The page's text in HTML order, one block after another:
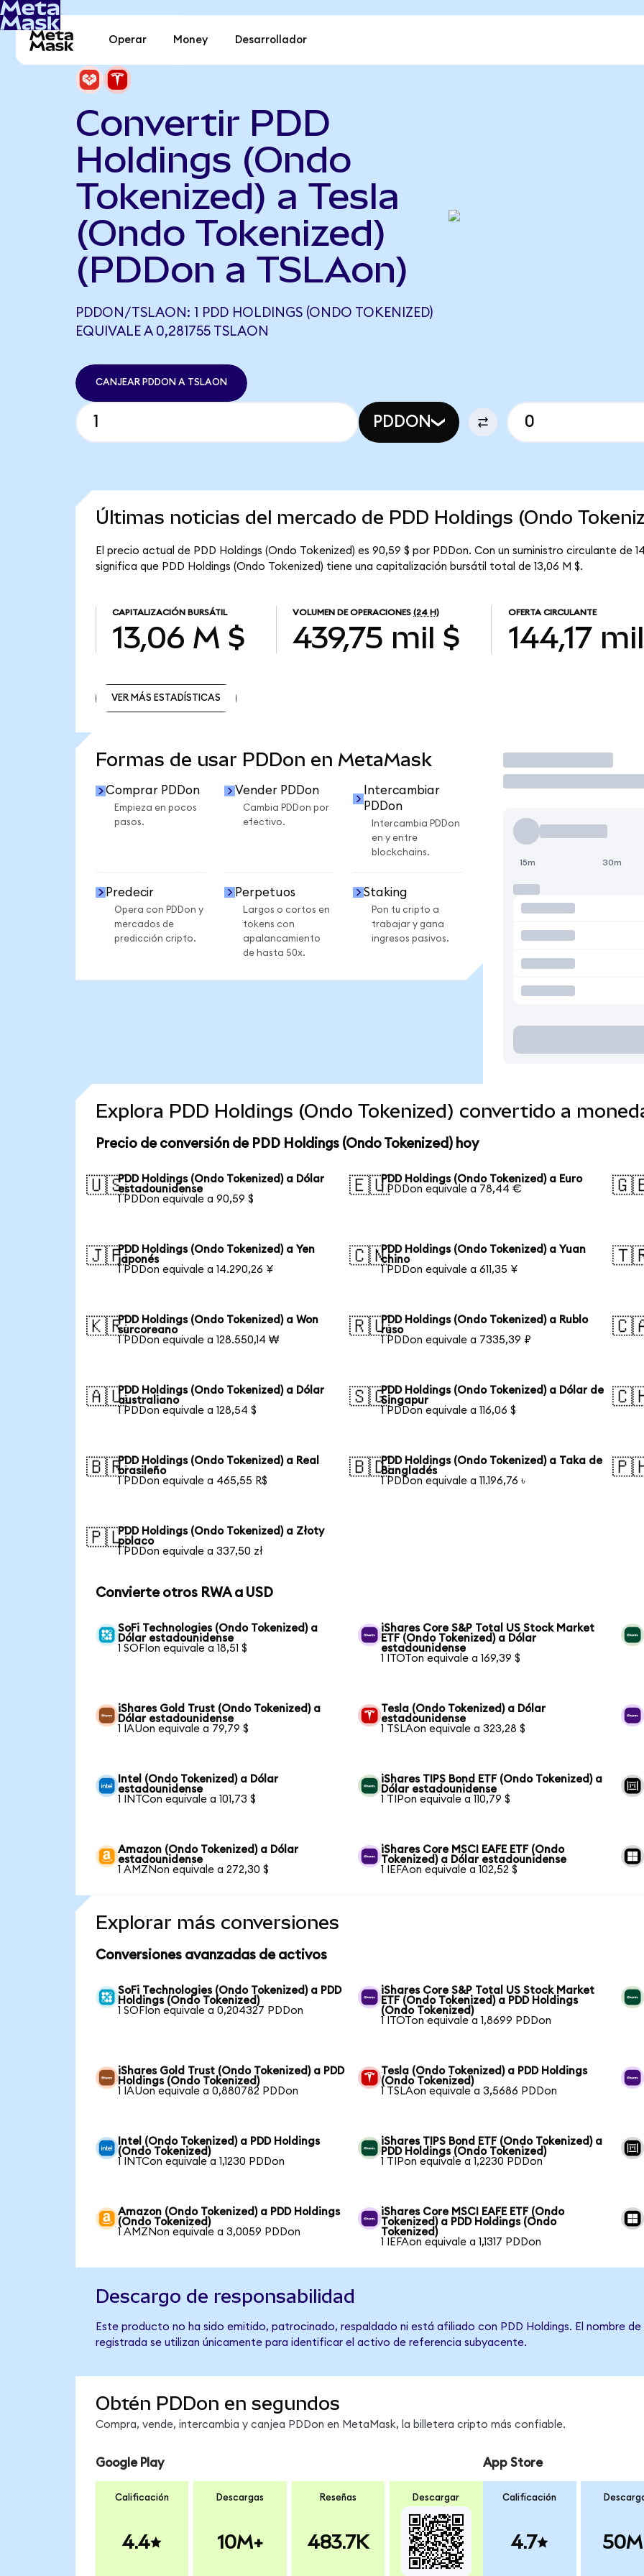
Operar Money Desarrollador
Convertir PDD
Holdings (Ondo
Tokenized) a Tesla
(Ondo Tokenized)
(PDDon a TSLAon)
PDDON/TSLAON: 1 PDD HOLDINGS (ONDO TOKENIZED)
EQUIVALE A 0,281755 TSLAON
CANJEAR PDDON A TSLAON
PDDON
Últimas noticias del mercado de PDD Holdings (Ondo
El precio actual de PDD Holdings (Ondo Tokenized) es 90,59 $ por PDDon. Con un suministro circulante de
significa que PDD Holdings (Ondo Tokenized) tiene una capitalización bursátil total de 13,06 M $.
CAPITALIZACIÓN BURSÁTIL
13,06 M $
VOLUMEN DE OPERACIONES (24 H)
439,75 mil $
OFERTA CIRCULANTE
144,17 mil
VER MÁS ESTADÍSTICAS
Formas de usar PDDon en MetaMask
Comprar PDDon
Empieza en pocos
pasos.
Vender PDDon
Cambia PDDon por
efectivo.
Intercambiar
PDDon
Intercambia PDDon
en y entre
blockchains.
Predecir
Opera con PDDon y
mercados de
predicción cripto.
Perpetuos
Largos o cortos en
tokens con
apalancamiento
de hasta 50x.
Staking
Pon tu cripto a
trabajar y gana
ingresos pasivos.
Operar
15m 30m
Explora PDD Holdings (Ondo Tokenized) convertido a
Precio de conversión de PDD Holdings (Ondo Tokenized) hoy
🇺🇸PDD Holdings (Ondo Tokenized) a Dólar
estadounidense
1 PDDon equivale a 90,59 $
🇪🇺PDD Holdings (Ondo Tokenized) a Euro
1 PDDon equivale a 78,44 €
🇯🇵PDD Holdings (Ondo Tokenized) a Yen
japonés
1 PDDon equivale a 14.290,26 ¥
🇨🇳PDD Holdings (Ondo Tokenized) a Yuan
chino
1 PDDon equivale a 611,35 ¥
🇰🇷PDD Holdings (Ondo Tokenized) a Won
surcoreano
1 PDDon equivale a 128.550,14 ₩
🇷🇺PDD Holdings (Ondo Tokenized) a Rublo
ruso
1 PDDon equivale a 7335,39 ₽
🇦🇺PDD Holdings (Ondo Tokenized) a Dólar
australiano
1 PDDon equivale a 128,54 $
🇸🇬PDD Holdings (Ondo Tokenized) a Dólar de
Singapur
1 PDDon equivale a 116,06 $
🇧🇷PDD Holdings (Ondo Tokenized) a Real
brasileño
1 PDDon equivale a 465,55 R$
🇧🇩PDD Holdings (Ondo Tokenized) a Taka de
Bangladés
1 PDDon equivale a 11.196,76 ৳
🇵🇱PDD Holdings (Ondo Tokenized) a Złoty
polaco
1 PDDon equivale a 337,50 zł
Convierte otros RWA a USD
SoFi Technologies (Ondo Tokenized) a
Dólar estadounidense
1 SOFIon equivale a 18,51 $
iShares Core S&P Total US Stock Market
ETF (Ondo Tokenized) a Dólar
estadounidense
1 ITOTon equivale a 169,39 $
iShares Gold Trust (Ondo Tokenized) a
Dólar estadounidense
1 IAUon equivale a 79,79 $
Tesla (Ondo Tokenized) a Dólar
estadounidense
1 TSLAon equivale a 323,28 $
Intel (Ondo Tokenized) a Dólar
estadounidense
1 INTCon equivale a 101,73 $
iShares TIPS Bond ETF (Ondo Tokenized) a
Dólar estadounidense
1 TIPon equivale a 110,79 $
Amazon (Ondo Tokenized) a Dólar
estadounidense
1 AMZNon equivale a 272,30 $
iShares Core MSCI EAFE ETF (Ondo
Tokenized) a Dólar estadounidense
1 IEFAon equivale a 102,52 $
Explorar más conversiones
Conversiones avanzadas de activos
SoFi Technologies (Ondo Tokenized) a PDD
Holdings (Ondo Tokenized)
1 SOFIon equivale a 0,204327 PDDon
iShares Core S&P Total US Stock Market
ETF (Ondo Tokenized) a PDD Holdings
(Ondo Tokenized)
1 ITOTon equivale a 1,8699 PDDon
iShares Gold Trust (Ondo Tokenized) a PDD
Holdings (Ondo Tokenized)
1 IAUon equivale a 0,880782 PDDon
Tesla (Ondo Tokenized) a PDD Holdings
(Ondo Tokenized)
1 TSLAon equivale a 3,5686 PDDon
Intel (Ondo Tokenized) a PDD Holdings
(Ondo Tokenized)
1 INTCon equivale a 1,1230 PDDon
iShares TIPS Bond ETF (Ondo Tokenized) a
PDD Holdings (Ondo Tokenized)
1 TIPon equivale a 1,2230 PDDon
Amazon (Ondo Tokenized) a PDD Holdings
(Ondo Tokenized)
1 AMZNon equivale a 3,0059 PDDon
iShares Core MSCI EAFE ETF (Ondo
Tokenized) a PDD Holdings (Ondo
Tokenized)
1 IEFAon equivale a 1,1317 PDDon
Descargo de responsabilidad
Este producto no ha sido emitido, patrocinado, respaldado ni está afiliado con PDD Holdings. El nombre
registrada se utilizan únicamente para identificar el activo de referencia subyacente.
Obtén PDDon en segundos
Compra, vende, intercambia y canjea PDDon en MetaMask, la billetera cripto más confiable.
Google Play
Calificación
4.4
Descargas
10M+
Reseñas
483.7K
Descargar
App Store
Calificación
4.7